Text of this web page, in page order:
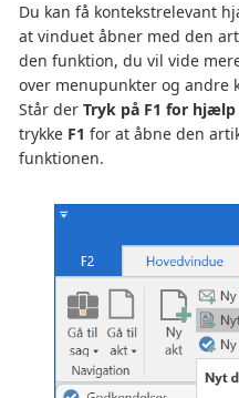
Du kan få kontekstrelevant
at vinduet åbner med den
den funktion, du vil vide
over menupunkter og andre
Står der Tryk på F1 for hjælp
trykke F1 for at åbne den
funktionen.